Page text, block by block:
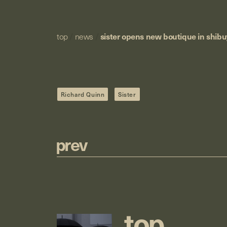
top/ news sister opens new boutique in
Richard Quinn Sister
prev